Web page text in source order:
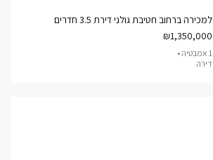
למכירה ברחוב חטיבת גולני דירת 3.5 חדרים
₪1,350,000
1 אמבטיה •
דירה